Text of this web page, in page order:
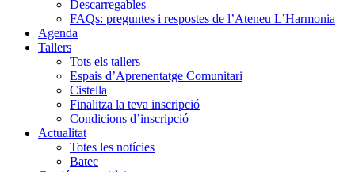
Descarregables
FAQs: preguntes i respostes de l’Ateneu L’Harmonia
Agenda
Tallers
Tots els tallers
Espais d’Aprenentatge Comunitari
Cistella
Finalitza la teva inscripció
Condicions d’inscripció
Actualitat
Totes les notícies
Batec